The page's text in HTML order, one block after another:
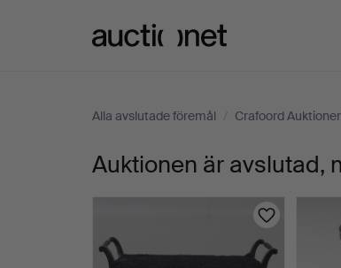
Alla avslutade föremål / Crafoord
YAMAHA.
modell
Auktionen är avslutad,